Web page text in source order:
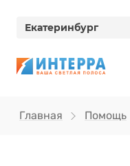
Екатеринбург
Главная Помощь